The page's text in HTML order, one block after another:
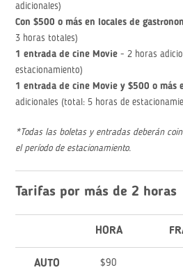
adicionales)
Con $500 o más en locales de
3 horas totales)
1 entrada de cine Movie - 2 horas
estacionamiento)
1 entrada de cine Movie y $500 o más
adicionales (total: 5 horas de
*Todas las boletas y entradas deberán
el período de estacionamiento.
Tarifas por más de 2 horas
HORA
AUTO $90